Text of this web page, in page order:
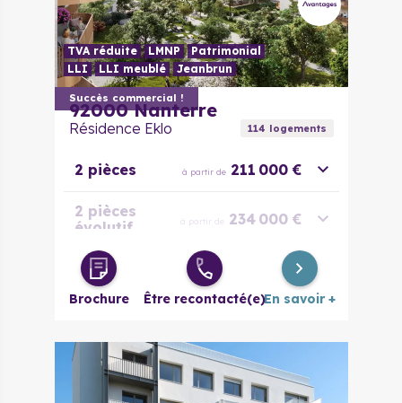
Succès commercial !
TVA réduite LMNP
Patrimonial
LLI
LLI meublé Jeanbrun
92000 Nanterre
Résidence Eklo 114 logements
2 pièces à partir de 211 000 €
2 pièces
évolutif
à partir de 234 000 €
3 pièces à partir de 260 000 €
4 pièces à partir de 320 000 €
Brochure Être recontacté(e)En savoir +